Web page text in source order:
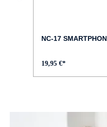
FELGEN :
DDM-2
NC-17
19,95 €*